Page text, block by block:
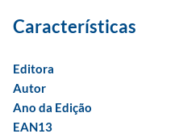
Editora
Autor
Ano da Edição
EAN13